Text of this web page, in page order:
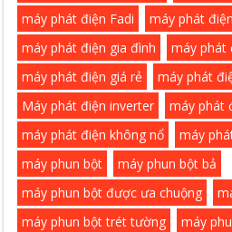
máy phát điện Fadi
máy phát
máy phát điện gia đình
máy phát
máy phát điện giá rẻ
máy phát
Máy phát điện inverter
máy phát
máy phát điện không nổ
máy
máy phun bột
máy phun bột bả
máy phun bột được ưa chuộng
máy phun bột trét tường
máy